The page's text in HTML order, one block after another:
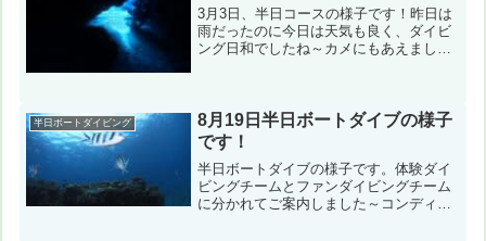
3月3日、半日コースの様子です！昨日は
雨だったのに今日は天気も良く、ダイビ
ング日和でしたね～カメにもあえまし
南） 風速：北東5m 波：1...
半日ボートダイビング
8月19日半日ボートダイブの様子
です！
半日ボートダイブの様子です。体験ダイ
ビングチームとファンダイビングチーム
に分かれてご案内しました～コンディシ